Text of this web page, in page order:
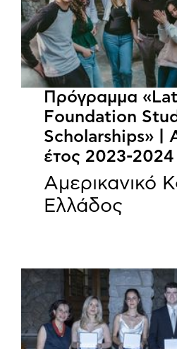
Πρόγραμμα
Foundation
Scholarships» |
έτος 2023-2024
Αμερικανικό
Ελλάδος